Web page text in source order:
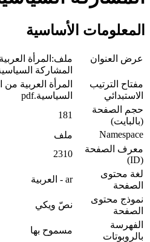
الأساسية
العنوان
ملف:المرأة العربية
المشاركة السياسية.pdf
الترتيب
المرأة العربية من
السياسية.pdf
الصفحة
181
ملف
الصفحة
2310
محتوى
محتوى
نصّ ويكي
مسموح بها